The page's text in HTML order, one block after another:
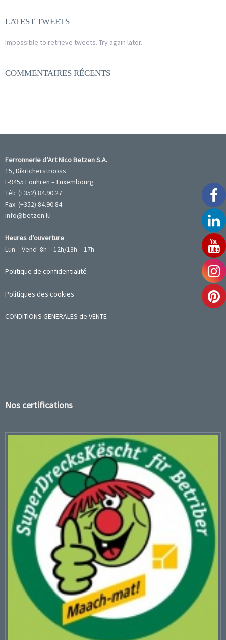
LATEST TWEETS
Impossible to retrieve tweets. Try again later.
COMMENTAIRES RÉCENTS
Ferronnerie d’Art Nico Betzen S.A.
15, Dikricherstrooss
L-9455 Fouhren – Luxembourg
Tél: (+352) 84.90.27
Fax: (+352) 84.90.84
info@betzen.lu
Heures d’ouverture
Lun – Vend 8h – 12h/13h – 17h
Politique de confidentialité
Politiques des cookies
CONDITIONS GENERALES de VENTE
Nos certifications